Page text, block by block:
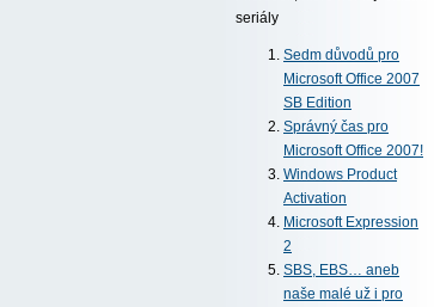
seriály
Sedm důvodů pro
Microsoft Office 2007
SB Edition
Správný čas pro
Microsoft Office 2007!
Windows Product
Activation
Microsoft Expression
2
SBS, EBS… aneb
naše malé už i pro